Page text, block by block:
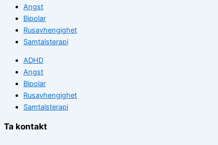
Angst
Bipolar
Rusavhengighet
Samtalsterapi
ADHD
Angst
Bipolar
Rusavhengighet
Samtalsterapi
Ta kontakt